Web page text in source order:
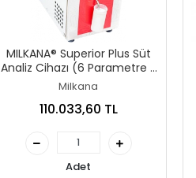
MILKANA® Superior Plus Süt
Analiz Cihazı (6 Parametre /
90 Saniye) Yazıcısız
Milkana
110.033,60 TL
Adet